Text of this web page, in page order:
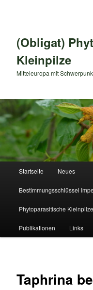
(Obligat)
Kleinpilze
Mitteleuropa mit
Startseite Neues
Bestimmungsschlüssel
Phytoparasitische Kleinpilze
Publikationen Links
Taphrina